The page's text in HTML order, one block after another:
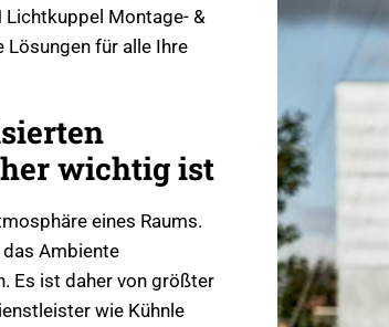
Lichtkuppel Montage- &
für alle Ihre
wichtig ist
eines Raums.
Ambiente
Es ist daher von größter
wie Kühnle